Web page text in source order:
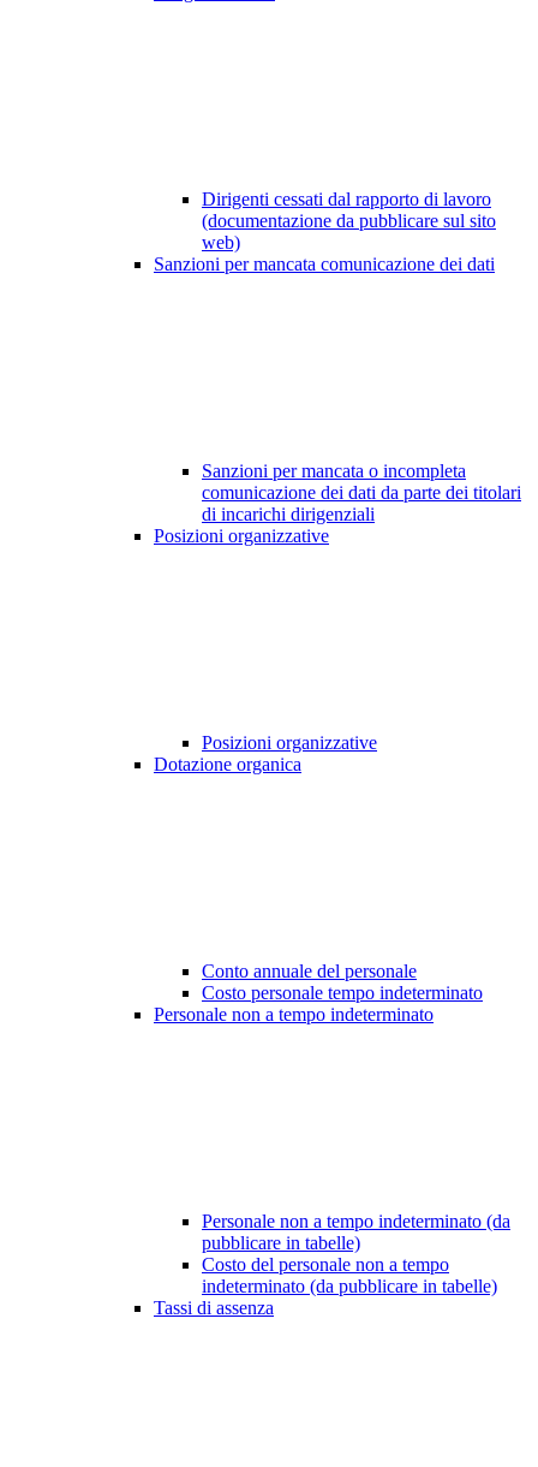
Dirigenti cessati dal rapporto di lavoro
(documentazione da pubblicare sul sito
web)
Sanzioni per mancata comunicazione dei dati
Sanzioni per mancata o incompleta
comunicazione dei dati da parte dei titolari
di incarichi dirigenziali
Posizioni organizzative
Posizioni organizzative
Dotazione organica
Conto annuale del personale
Costo personale tempo indeterminato
Personale non a tempo indeterminato
Personale non a tempo indeterminato (da
pubblicare in tabelle)
Costo del personale non a tempo
indeterminato (da pubblicare in tabelle)
Tassi di assenza